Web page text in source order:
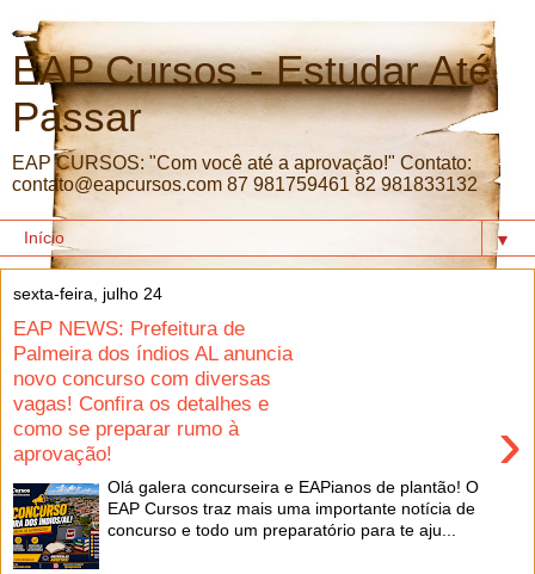
EAP Cursos - Estudar Até
Passar
EAP CURSOS: "Com você até a aprovação!" Contato:
contato@eapcursos.com 87 981759461 82 981833132
▼
sexta-feira, julho 24
EAP NEWS: Prefeitura de
Palmeira dos índios AL anuncia
novo concurso com diversas
vagas! Confira os detalhes e
como se preparar rumo à
aprovação!
›
Olá galera concurseira e EAPianos de plantão! O
EAP Cursos traz mais uma importante notícia de
concurso e todo um preparatório para te aju...